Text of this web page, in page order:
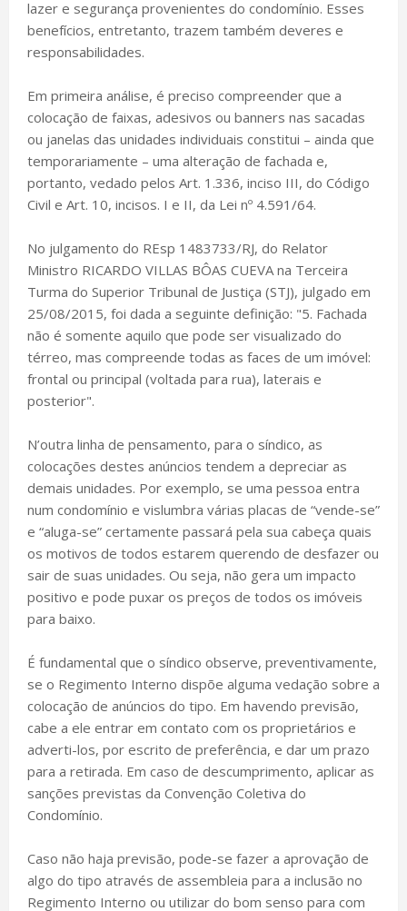
lazer e segurança provenientes do condomínio. Esses
benefícios, entretanto, trazem também deveres e
responsabilidades.
Em primeira análise, é preciso compreender que a
colocação de faixas, adesivos ou banners nas sacadas
ou janelas das unidades individuais constitui – ainda que
temporariamente – uma alteração de fachada e,
portanto, vedado pelos Art. 1.336, inciso III, do Código
Civil e Art. 10, incisos. I e II, da Lei nº 4.591/64.
No julgamento do REsp 1483733/RJ, do Relator
Ministro RICARDO VILLAS BÔAS CUEVA na Terceira
Turma do Superior Tribunal de Justiça (STJ), julgado em
25/08/2015, foi dada a seguinte definição: "5. Fachada
não é somente aquilo que pode ser visualizado do
térreo, mas compreende todas as faces de um imóvel:
frontal ou principal (voltada para rua), laterais e
posterior".
N’outra linha de pensamento, para o síndico, as
colocações destes anúncios tendem a depreciar as
demais unidades. Por exemplo, se uma pessoa entra
num condomínio e vislumbra várias placas de “vende-se”
e “aluga-se” certamente passará pela sua cabeça quais
os motivos de todos estarem querendo de desfazer ou
sair de suas unidades. Ou seja, não gera um impacto
positivo e pode puxar os preços de todos os imóveis
para baixo.
É fundamental que o síndico observe, preventivamente,
se o Regimento Interno dispõe alguma vedação sobre a
colocação de anúncios do tipo. Em havendo previsão,
cabe a ele entrar em contato com os proprietários e
adverti-los, por escrito de preferência, e dar um prazo
para a retirada. Em caso de descumprimento, aplicar as
sanções previstas da Convenção Coletiva do
Condomínio.
Caso não haja previsão, pode-se fazer a aprovação de
algo do tipo através de assembleia para a inclusão no
Regimento Interno ou utilizar do bom senso para com